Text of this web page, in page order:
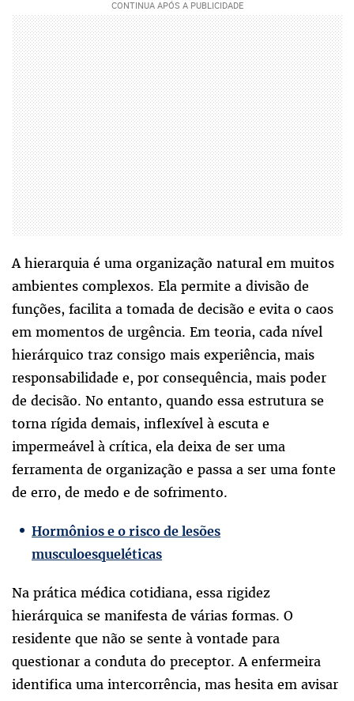
A hierarquia é uma organização natural em muitos
ambientes complexos. Ela permite a divisão de
funções, facilita a tomada de decisão e evita o caos
em momentos de urgência. Em teoria, cada nível
hierárquico traz consigo mais experiência, mais
responsabilidade e, por consequência, mais poder
de decisão. No entanto, quando essa estrutura se
torna rígida demais, inflexível à escuta e
impermeável à crítica, ela deixa de ser uma
ferramenta de organização e passa a ser uma fonte
de erro, de medo e de sofrimento.
Hormônios e o risco de lesões
musculoesqueléticas
Na prática médica cotidiana, essa rigidez
hierárquica se manifesta de várias formas. O
residente que não se sente à vontade para
questionar a conduta do preceptor. A enfermeira
identifica uma intercorrência, mas hesita em avisar